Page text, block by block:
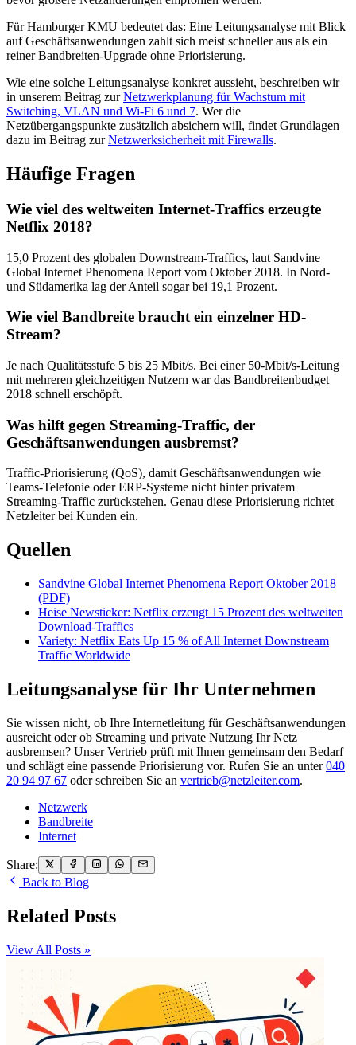
Für Hamburger KMU bedeutet das: Eine Leitungsanalyse mit Blick
auf Geschäftsanwendungen zahlt sich meist schneller aus als ein
reiner Bandbreiten-Upgrade ohne Priorisierung.
Wie eine solche Leitungsanalyse konkret aussieht, beschreiben wir
in unserem Beitrag zurNetzwerkplanung für Wachstum mit
Switching, VLAN und Wi-Fi 6 und 7. Wer die
Netzübergangspunkte zusätzlich absichern will, findet Grundlagen
dazu im Beitrag zurNetzwerksicherheit mit Firewalls.
Häufige Fragen
Wie viel des weltweiten Internet-Traffics erzeugte
Netflix 2018?
15,0 Prozent des globalen Downstream-Traffics, laut Sandvine
Global Internet Phenomena Report vom Oktober 2018. In Nord-
und Südamerika lag der Anteil sogar bei 19,1 Prozent.
Wie viel Bandbreite braucht ein einzelner HD-
Stream?
Je nach Qualitätsstufe 5 bis 25 Mbit/s. Bei einer 50-Mbit/s-Leitung
mit mehreren gleichzeitigen Nutzern war das Bandbreitenbudget
2018 schnell erschöpft.
Was hilft gegen Streaming-Traffic, der
Geschäftsanwendungen ausbremst?
Traffic-Priorisierung (QoS), damit Geschäftsanwendungen wie
Teams-Telefonie oder ERP-Systeme nicht hinter privatem
Streaming-Traffic zurückstehen. Genau diese Priorisierung richtet
Netzleiter bei Kunden ein.
Quellen
Sandvine Global Internet Phenomena Report Oktober 2018
(PDF)
Heise Newsticker: Netflix erzeugt 15 Prozent des weltweiten
Download-Traffics
Variety: Netflix Eats Up 15 % of All Internet Downstream
Traffic Worldwide
Leitungsanalyse für Ihr Unternehmen
Sie wissen nicht, ob Ihre Internetleitung für Geschäftsanwendungen
ausreicht oder ob Streaming und private Nutzung Ihr Netz
ausbremsen? Unser Vertrieb prüft mit Ihnen gemeinsam den Bedarf
und schlägt eine passende Priorisierung vor. Rufen Sie an unter040
20 94 97 67 oder schreiben Sie an vertrieb@netzleiter.com.
Netzwerk
Bandbreite
Internet
Share:
Back to Blog
Related Posts
View All Posts »